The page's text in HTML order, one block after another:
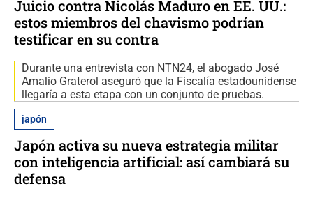
Juicio contra Nicolás Maduro en EE. UU.:
estos miembros del chavismo podrían
testificar en su contra
Durante una entrevista con NTN24, el abogado José
Amalio Graterol aseguró que la Fiscalía estadounidense
llegaría a esta etapa con un conjunto de pruebas.
japón
Japón activa su nueva estrategia militar
con inteligencia artificial: así cambiará su
defensa